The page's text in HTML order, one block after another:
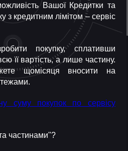
Вашої Кредитки та
з кредитним лімітом – сервіс
покупку, сплативши
її вартість, а лише частину.
щомісяця вносити на
суму покупок по сервісу
частинами"?